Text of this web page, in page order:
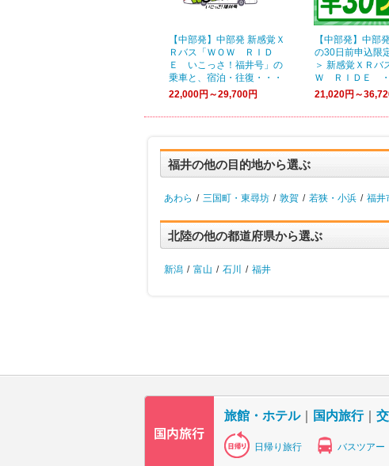
【中部発】中部発 新感覚Ｘ
Ｒバス「ＷＯＷ ＲＩＤ
Ｅ いこっさ！福井号」の
乗車と、宿泊・往復・・・
22,000円～29,700円
【中部発】中部
の30日前申込限
＞ 新感覚ＸＲバ
Ｗ ＲＩＤＥ ・
21,020円～
福井の他の目的地から選ぶ
あわら / 三国町・東尋坊 / 敦賀 / 若狭・小浜 / 福井
北陸の他の都道府県から選ぶ
新潟 / 富山 / 石川 / 福井
旅館・ホテル｜ 国内旅行｜
日帰り旅行 バスツアー